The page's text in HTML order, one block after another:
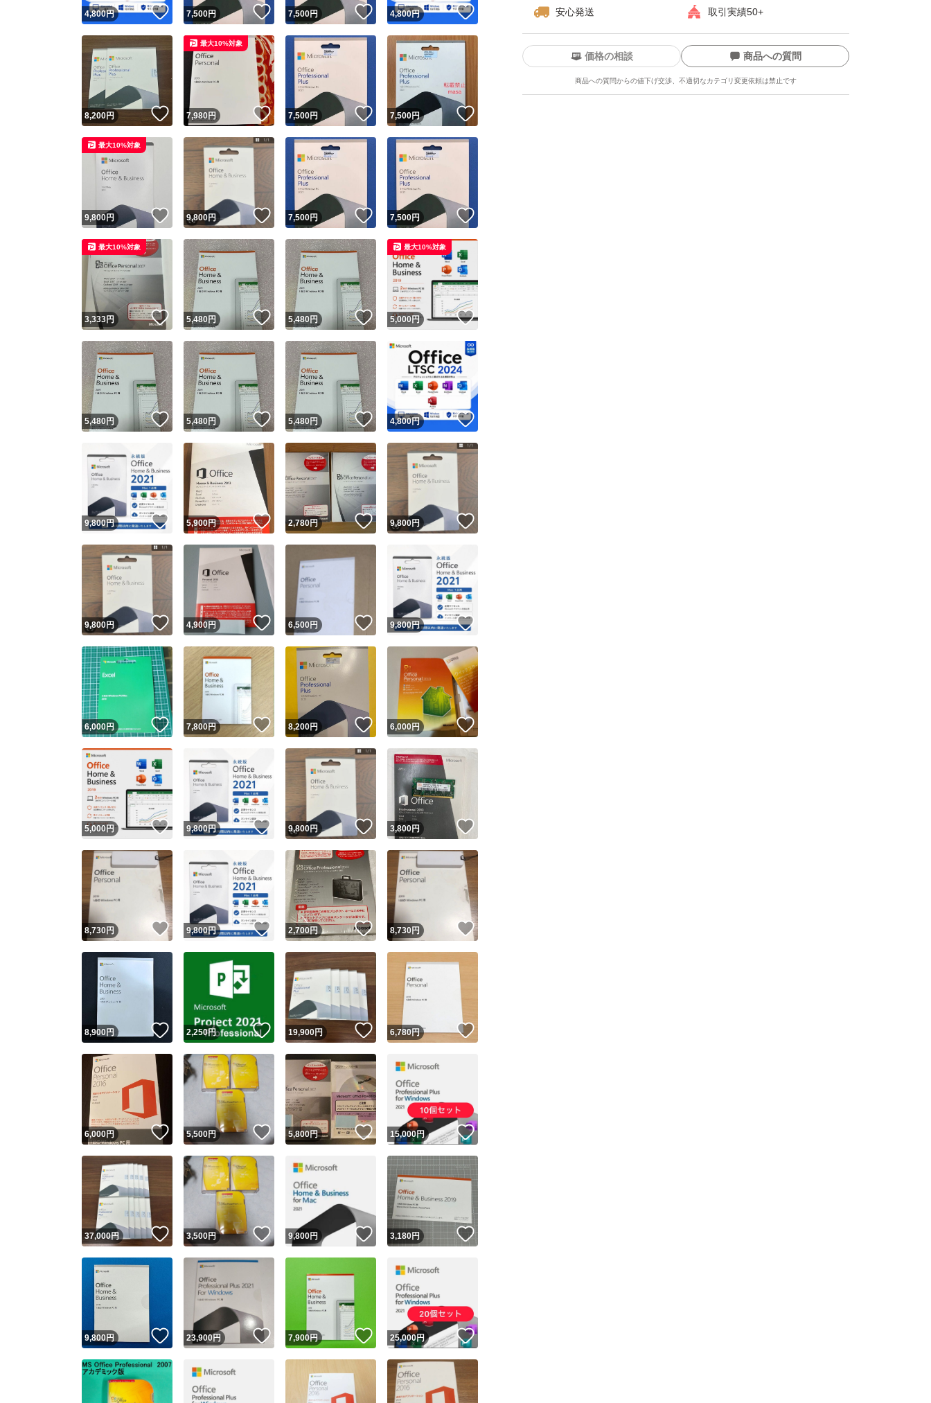
★━━━━━━━━━━━━━━━━━━━━━━━━━
★━━━━━━━━━━━━━━━━━━━━━━━━━
☆・Yahooかんたん決済
安心発送 取引実績50+
ユーザーの実績について
Yahoo!フリマが定めた一定の基準を満たしたユーザーにバッジを付与しています
安心取引出品者
安心取引出品者 Yahoo!フリマの基準をクリアした安心・安全なユーザーです
取引実績
取引実績◯+ このユーザーはYahoo!フリマの取引を完了させた実績があります
他フリマ実績◯+ このユーザーは他フリマサービスでの取引実績があります
スピード&安心発送
※このバッジは実績に基づく表示であり、発送を保証しているものではありません
スピード＆安心発送
このユーザーは高頻度で24時間以内＆設定した発送日数内に発送してい
ます
スピード発送 このユーザーは高頻度で24時間以内に発送しています
安心発送 このユーザーは設定した発送日数内に発送しています
価格の相談 商品への質問
商品への質問からの値下げ交渉、不適切なカテゴリ変更依頼は禁止です
この商品の情報をコピーします
商品画像の無断転載は禁止されています
コピーは1商品につき1回です
出品ページへ
キャンセル
4,800円 いいね！
7,500円 いいね！
7,500円 いいね！
4,800円
8,200円 いいね！
7,980円 いいね！
最大10%対象
7,500円 いいね！
7,500円
9,800円 いいね！
最大10%対象
9,800円 いいね！
7,500円 いいね！
7,500円
3,333円 いいね！
最大10%対象
5,480円 いいね！
5,480円 いいね！
5,000円 いいね！
最大10%対象
5,480円 いいね！
5,480円 いいね！
5,480円 いいね！
4,800円
9,800円 いいね！
5,900円 いいね！
2,780円 いいね！
9,800円
9,800円 いいね！
4,900円 いいね！
6,500円 いいね！
9,800円
6,000円 いいね！
7,800円 いいね！
8,200円 いいね！
6,000円
5,000円 いいね！
9,800円 いいね！
9,800円 いいね！
3,800円
8,730円 いいね！
9,800円 いいね！
2,700円 いいね！
8,730円 いいね！
8,900円 いいね！
2,250円 いいね！
19,900円 いいね！
6,780円
6,000円 いいね！
5,500円 いいね！
5,800円 いいね！
15,000円 いいね！
37,000円 いいね！
3,500円 いいね！
9,800円 いいね！
3,180円 いいね！
9,800円 いいね！
23,900円 いいね！
7,900円 いいね！
25,000円 いいね！